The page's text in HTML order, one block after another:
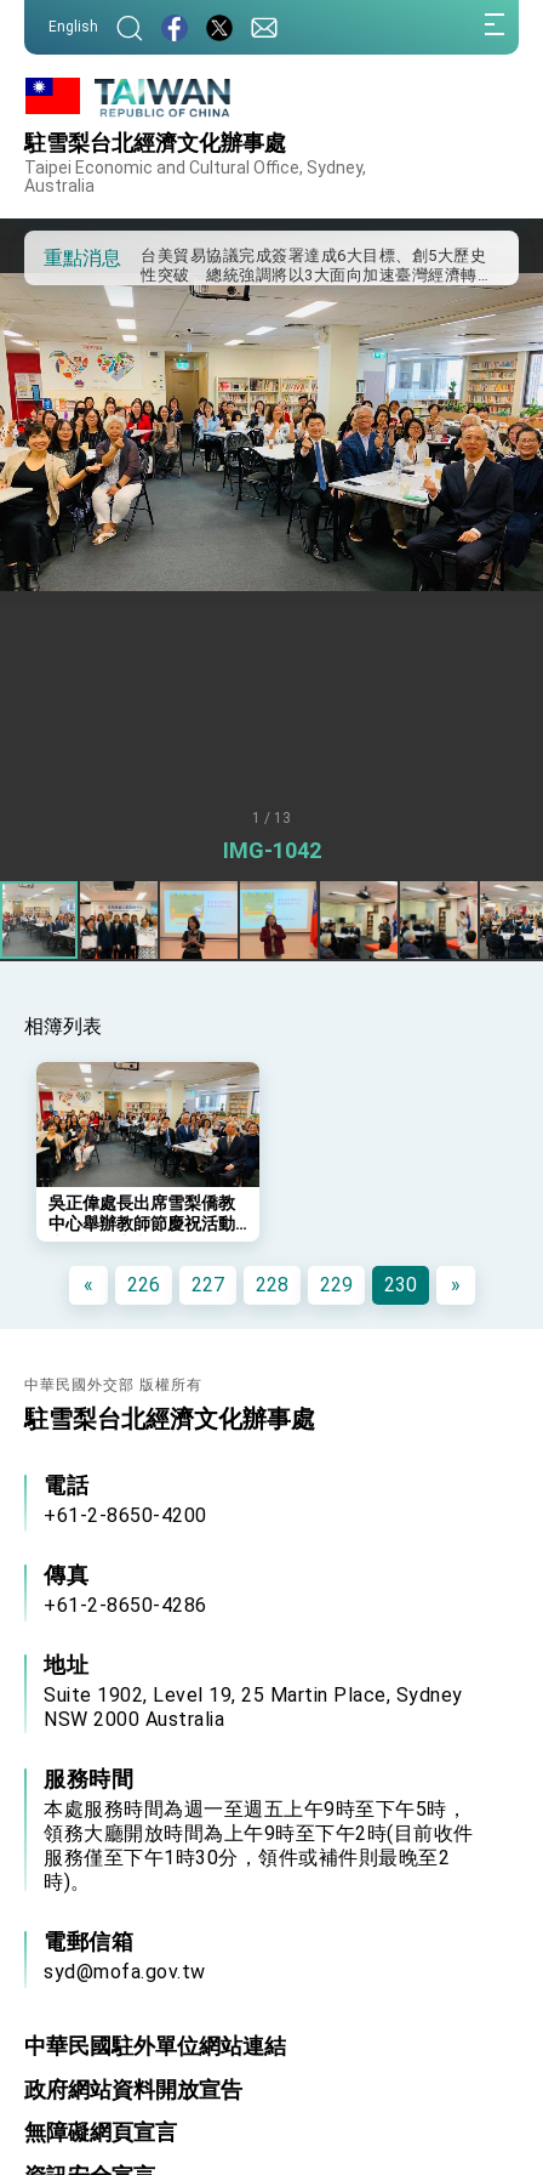
English
駐雪梨台北經濟文化辦事處
Taipei Economic and Cultural Office, Sydney,
Australia
重點消息
及「台灣智慧醫療與健康產業展」預告短片，向
世界展現台灣守護全球健康的創新能量
總統出訪史瓦帝尼返國談話 強調臺灣人有權利
堅定走向世界 賴總統抵達史瓦帝尼王國進行國是
訪問
總統與五院院長新春茶敘 盼化分歧為團結、為
國家邁出合作第一步
台美貿易協議完成簽署達成6大目標、創5大歷史
性突破 總統強調將以3大面向加速臺灣經濟轉型
升級 籲請立院全力支持並盡速通過
臺美簽署「對等貿易協定」確立對等關稅15%且不
疊加 我輸美2072項產品豁免對等關稅
總統接受「法新社」（AFP）專訪內容
外交部長林佳龍於《外交事務》撰文指出：自由
世界 需要台灣，團結合作方能守護繁榮
外交部長林佳龍出席《台灣光華雜誌》50週年慶
「見證蛻變，分享世界的光華」開幕式，期許數
位轉 型迎向下個50年
總統主持「台美經濟繁榮夥伴對話」記者會 說
明臺美合作三大戰略方向 盼與民主夥伴共同引
領 下一個世代的繁榮
外交部長林佳龍接受印尼「時代雜誌」專訪，闡
述印太安全局勢，籲深化台印尼半導體供應鏈合
副總統接見美參議員蓋耶哥 強調美國是臺灣重
外交部與數位發展部攜手合作，整合台灣雄厚數
位實力，達成固邦榮邦目標
外交部長林佳龍主持第35次「參與亞太經濟合作
策略小組」跨部會會議
民調顯示多數國人滿意政府外交表現，高度支持
「總合外交」與台歐美日關係深化
命運
變局中 奮起的新臺灣 總統發表國慶演說
總統發表執政周年談話 盼面對未來挑戰 堅持
團結 迎風轉型 穩健前行
賴總統就職演說影片
總統重要談話
外交部重要言論
1 / 13
IMG-1042
相簿列表
吳正偉處長出席雪梨僑教
中心舉辦教師節慶祝活動-
表揚資深中文學校教師
« 226 227 228 229 230 »
中華民國外交部 版權所有
駐雪梨台北經濟文化辦事處
電話
+61-2-8650-4200
傳真
+61-2-8650-4286
地址
Suite 1902, Level 19, 25 Martin Place, Sydney
NSW 2000 Australia
服務時間
本處服務時間為週一至週五上午9時至下午5時，
領務大廳開放時間為上午9時至下午2時(目前收件
服務僅至下午1時30分，領件或補件則最晚至2
時)。
電郵信箱
syd@mofa.gov.tw
中華民國駐外單位網站連結
政府網站資料開放宣告
無障礙網頁宣言